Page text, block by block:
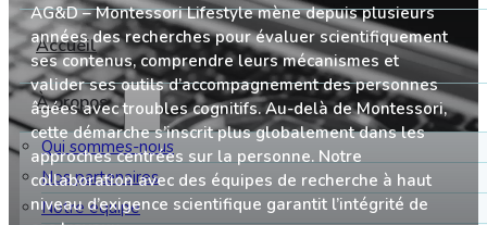
Accueil
À propos
Qui sommes-nous
Nos partenaires
Notre équipe
AG&D – Montessori Lifestyle mène depuis plusieurs
années des recherches pour évaluer scientifiquement
ses contenus, comprendre leurs mécanismes et
valider ses outils d’accompagnement des personnes
âgées avec troubles cognitifs. Au-delà de Montessori,
cette démarche s’inscrit plus globalement dans les
approches centrées sur la personne. Notre
collaboration avec des équipes de recherche à haut
niveau d’exigence scientifique garantit l’intégrité de